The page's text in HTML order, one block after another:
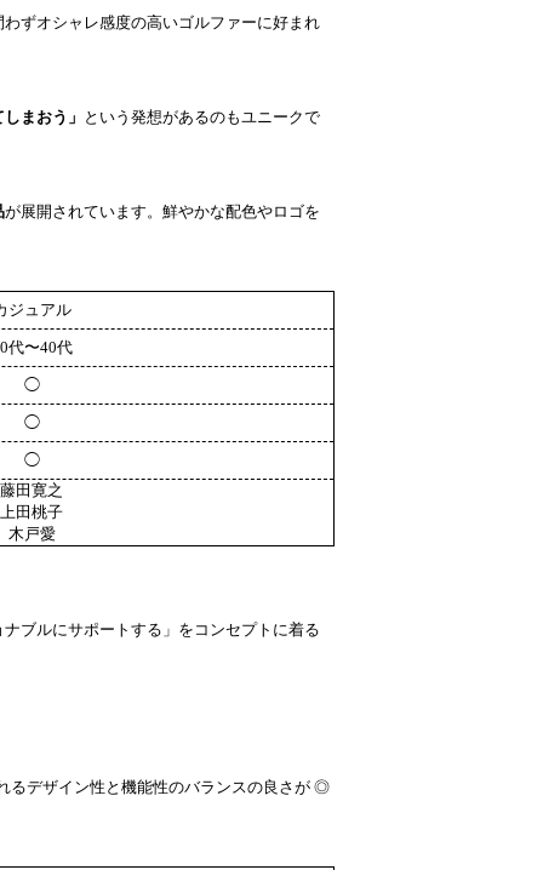
ずオシャレ感度の高いゴルファーに好まれ
まおう」 という発想があるのもユニークで
が展開されています。鮮やかな配色やロゴを
ジュアル
代〜40代
◯
◯
◯
藤田寛之
上田桃子
木戸愛
ブルにサポートする」をコンセプトに着る
るデザイン性と機能性のバランスの良さが ◎